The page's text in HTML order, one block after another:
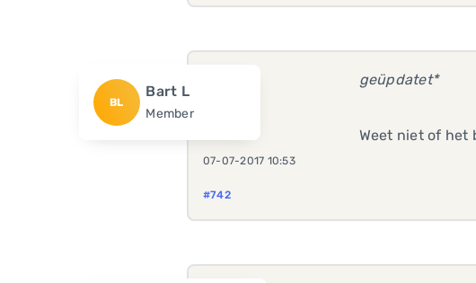
BL
Bart L
Member
07-07-2017 10:53
#742
geüpdatet*
Weet niet of het